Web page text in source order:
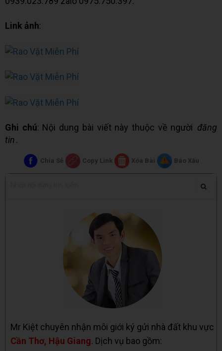
Link ảnh:
Ghi chú: Nội dung bài viết này thuộc về người đăng
tin.
Chia Sẻ Copy Link Xóa Bài Báo Xấu
Mr Kiệt chuyên nhận môi giới ký gửi nhà đất khu vực
Cần Thơ, Hậu Giang. Dịch vụ bao gồm: